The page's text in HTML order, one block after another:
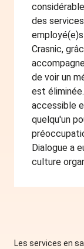
des
Crasnic,
de voir un
est
accessible
quelqu'un
Dialogue a
culture
Les services en